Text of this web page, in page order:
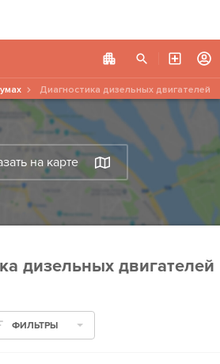
на карте
Диагностика дизельных двигателей
дизельных двигателей
ФИЛЬТРЫ